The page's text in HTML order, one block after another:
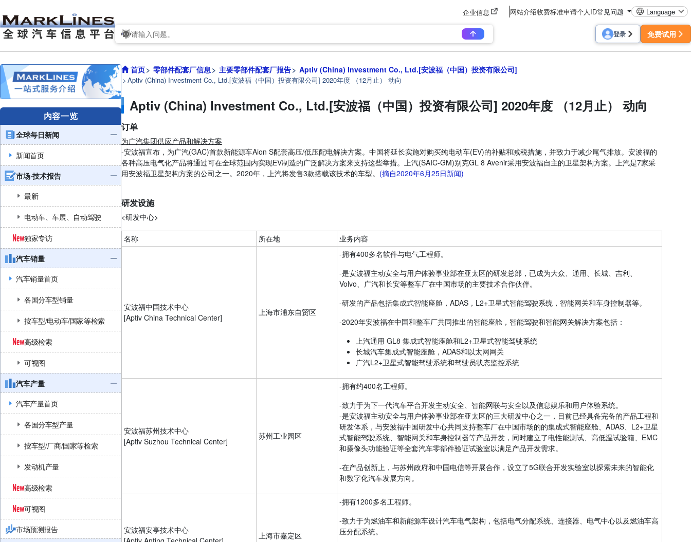
企业信息 网站介绍收费标准申请个人ID常见问题 Language
登录 免费试用
内容一览
全球每日新闻
新闻首页
市场·技术报告
最新
电动车、车展、自动驾驶
独家专访
汽车销量
汽车销量首页
各国分车型销量
按车型/电动车/国家等检索
高级检索
可视图
汽车产量
汽车产量首页
各国分车型产量
按车型/厂商/国家等检索
发动机产量
高级检索
可视图
市场预测报告
首页 零部件配套厂信息 主要零部件配套厂报告 Aptiv (China) Investment Co., Ltd.[安波福（中国）投资有限公司]
Aptiv (China) Investment Co., Ltd.[安波福（中国）投资有限公司] 2020年度 （12月止） 动向
Aptiv (China) Investment Co., Ltd.[安波福（中国）投资有限公司] 2020年度 （12月止） 动向
订单
为广汽集团供应产品和解决方案
-安波福宣布，为广汽(GAC)首款新能源车Aion S配套高压/低压配电解决方案。中国将延长实施对购买纯电动车(EV)的补贴和减税措施，并致力于减少尾气排放。安波福的
各种高压电气化产品将通过可在全球范围内实现EV制造的广泛解决方案来支持这些举措。上汽(SAIC-GM)别克GL 8 Avenir采用安波福自主的卫星架构方案。上汽是7家采
用安波福卫星架构方案的公司之一。2020年，上汽将发售3款搭载该技术的车型。 (摘自2020年6月25日新闻)
研发设施
<研发中心>
名称 所在地 业务内容
安波福中国技术中心
[Aptiv China Technical Center]
上海市浦东自贸区
-拥有400多名软件与电气工程师。
-是安波福主动安全与用户体验事业部在亚太区的研发总部，已成为大众、通用、长城、吉利、
Volvo、广汽和长安等整车厂在中国市场的主要技术合作伙伴。
-研发的产品包括集成式智能座舱，ADAS，L2+卫星式智能驾驶系统，智能网关和车身控制器等。
-2020年安波福在中国和整车厂共同推出的智能座舱，智能驾驶和智能网关解决方案包括：
上汽通用 GL8 集成式智能座舱和L2+卫星式智能驾驶系统
长城汽车集成式智能座舱，ADAS和以太网网关
广汽L2+卫星式智能驾驶系统和驾驶员状态监控系统
安波福苏州技术中心
[Aptiv Suzhou Technical Center]
苏州工业园区
-拥有约400名工程师。
-致力于为下一代汽车平台开发主动安全、智能网联与安全以及信息娱乐和用户体验系统。
-是安波福主动安全与用户体验事业部在亚太区的三大研发中心之一，目前已经具备完备的产品工程和
研发体系，与安波福中国研发中心共同支持整车厂在中国市场的的集成式智能座舱、ADAS、L2+卫星
式智能驾驶系统、智能网关和车身控制器等产品开发，同时建立了电性能测试、高低温试验箱、EMC
和摄像头功能验证等全套汽车零部件验证试验室以满足产品开发需求。
-在产品创新上，与苏州政府和中国电信等开展合作，设立了5G联合开发实验室以探索未来的智能化
和数字化汽车发展方向。
安波福安亭技术中心
上海市嘉定区
-拥有1200多名工程师。
-致力于为燃油车和新能源车设计汽车电气架构，包括电气分配系统、连接器、电气中心以及燃油车高
压分配系统。